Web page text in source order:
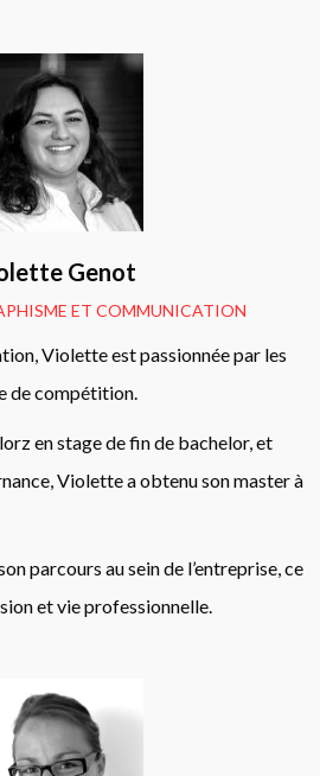
Genot
ET COMMUNICATION
Violette est passionnée par les
de compétition.
en stage de fin de bachelor, et
Violette a obtenu son master à
parcours au sein de l’entreprise, ce
et vie professionnelle.